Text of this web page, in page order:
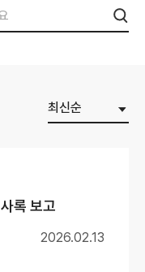
최신순
록 보고
2026.02.13